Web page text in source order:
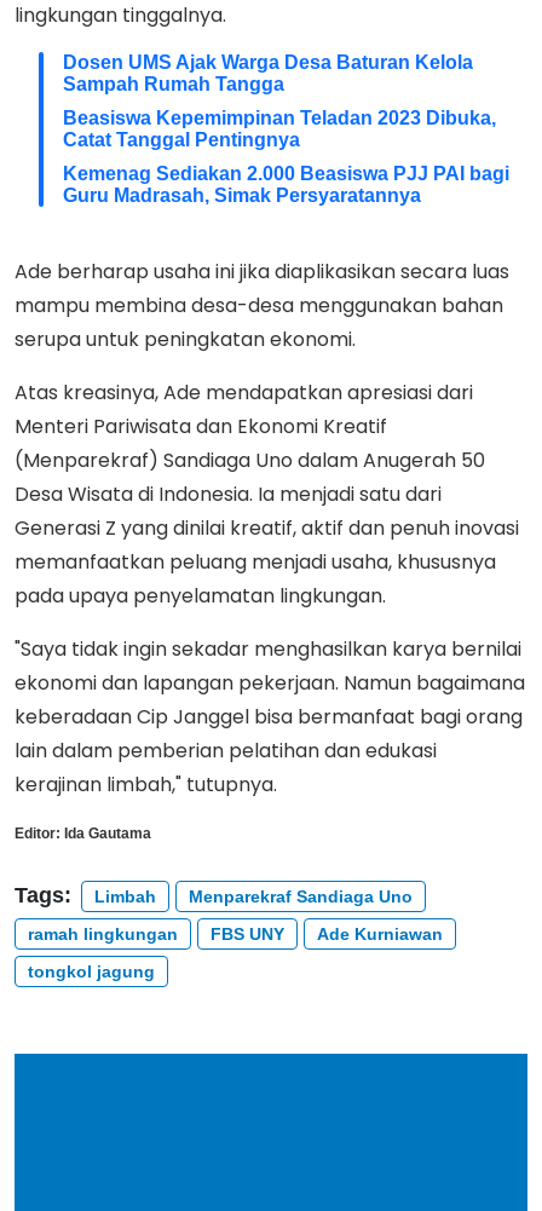
lingkungan tinggalnya.
Dosen UMS Ajak Warga Desa Baturan Kelola
Sampah Rumah Tangga
Beasiswa Kepemimpinan Teladan 2023 Dibuka,
Catat Tanggal Pentingnya
Kemenag Sediakan 2.000 Beasiswa PJJ PAI bagi
Guru Madrasah, Simak Persyaratannya
Ade berharap usaha ini jika diaplikasikan secara luas
mampu membina desa-desa menggunakan bahan
serupa untuk peningkatan ekonomi.
Atas kreasinya, Ade mendapatkan apresiasi dari
Menteri Pariwisata dan Ekonomi Kreatif
(Menparekraf) Sandiaga Uno dalam Anugerah 50
Desa Wisata di Indonesia. Ia menjadi satu dari
Generasi Z yang dinilai kreatif, aktif dan penuh inovasi
memanfaatkan peluang menjadi usaha, khususnya
pada upaya penyelamatan lingkungan.
"Saya tidak ingin sekadar menghasilkan karya bernilai
ekonomi dan lapangan pekerjaan. Namun bagaimana
keberadaan Cip Janggel bisa bermanfaat bagi orang
lain dalam pemberian pelatihan dan edukasi
kerajinan limbah," tutupnya.
Editor: Ida Gautama
Tags: Limbah
Menparekraf Sandiaga Uno
ramah lingkungan
FBS UNY
Ade Kurniawan
tongkol jagung